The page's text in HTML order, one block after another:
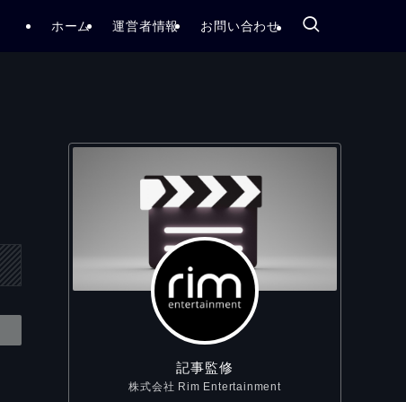
ホーム 運営者情報 お問い合わせ
記事監修
株式会社 Rim Entertainment